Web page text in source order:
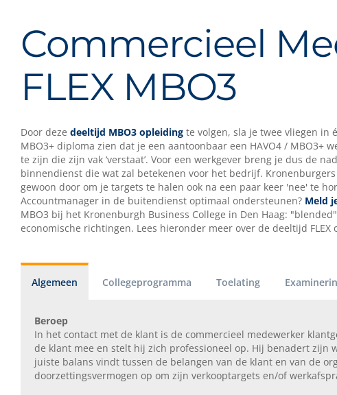
Commercieel
FLEX MBO3
Door deze deeltijd MBO3 opleiding te volgen, sla je twee vliegen in
MBO3+ diploma zien dat je een aantoonbaar een HAVO4 / MBO3+
te zijn die zijn vak ‘verstaat’. Voor een werkgever breng je dus de
binnendienst die wat zal betekenen voor het bedrijf.
gewoon door om je targets te halen ook na een paar keer 'nee' te
Accountmanager in de buitendienst optimaal ondersteunen? Meld
MBO3 bij het Kronenburgh Business College in Den Haag:
economische richtingen. Lees hieronder meer over de deeltijd FLEX
Algemeen Collegeprogramma Toelating
Beroep
In het contact met de klant is de commercieel medewerker
de klant mee en stelt hij zich professioneel op. Hij benadert
juiste balans vindt tussen de belangen van de klant en van de
doorzettingsvermogen op om zijn verkooptargets en/of